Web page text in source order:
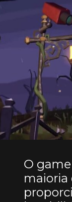
O
maioria